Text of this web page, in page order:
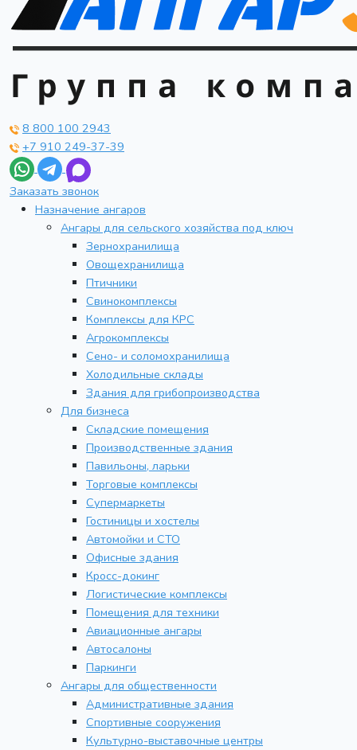
8 800 100 2943
+7 910 249-37-39
Заказать звонок
Назначение ангаров
Ангары для сельского хозяйства под ключ
Зернохранилища
Овощехранилища
Птичники
Свинокомплексы
Комплексы для КРС
Агрокомплексы
Сено- и соломохранилища
Холодильные склады
Здания для грибопроизводства
Для бизнеса
Складские помещения
Производственные здания
Павильоны, ларьки
Торговые комплексы
Супермаркеты
Гостиницы и хостелы
Автомойки и СТО
Офисные здания
Кросс-докинг
Логистические комплексы
Помещения для техники
Авиационные ангары
Автосалоны
Паркинги
Ангары для общественности
Административные здания
Спортивные сооружения
Культурно-выставочные центры